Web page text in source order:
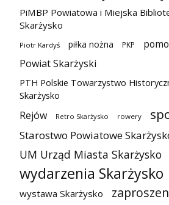
PiMBP Powiatowa i Miejska
Skarżysko
Piotr Kardyś piłka nożna PKP
Powiat Skarżyski
PTH Polskie Towarzystwo
Skarżysko
Rejów Retro Skarżysko rowery
Starostwo Powiatowe
UM Urząd Miasta Skarżysko
wydarzenia Skarżysko
wystawa Skarżysko